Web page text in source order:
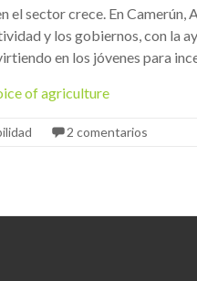
el sector crece. En Camerún,
y los gobiernos, con la
en los jóvenes para
of agriculture
2 comentarios